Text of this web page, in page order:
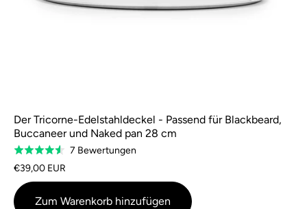
Der Tricorne-Edelstahldeckel - Passend für Blackbeard,
Buccaneer und Naked pan 28 cm
Bewertung
4,6
von
5
7 BewertungenBasierend
7
Bewertungen
€39,00 EUR
Zum Warenkorb hinzufügen